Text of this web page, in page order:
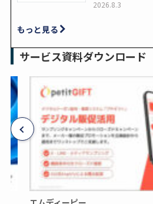
2026.8.3
もっと見る
サービス資料ダウンロード